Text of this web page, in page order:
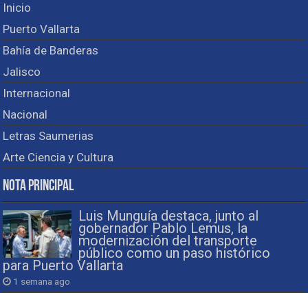
Inicio
Puerto Vallarta
Bahía de Banderas
Jalisco
Internacional
Nacional
Letras Saumerias
Arte Ciencia y Cultura
Nota Principal
Luis Munguía destaca, junto al
gobernador Pablo Lemus, la
modernización del transporte
público como un paso histórico
para Puerto Vallarta
1 semana ago